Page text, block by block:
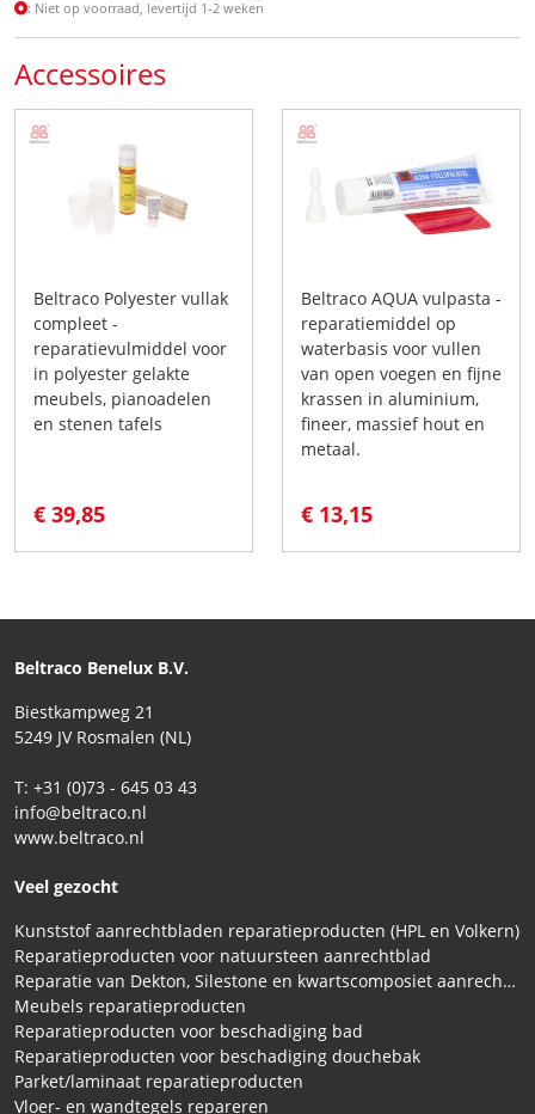
: Niet op voorraad, levertijd 1-2 weken
Accessoires
Beltraco Polyester vullak
compleet -
reparatievulmiddel voor
in polyester gelakte
meubels, pianoadelen
en stenen tafels
€ 39,85
Beltraco AQUA vulpasta -
reparatiemiddel op
waterbasis voor vullen
van open voegen en fijne
krassen in aluminium,
fineer, massief hout en
metaal.
€ 13,15
Beltraco Benelux B.V.
Biestkampweg 21
5249 JV Rosmalen (NL)
T: +31 (0)73 - 645 03 43
info@beltraco.nl
www.beltraco.nl
Veel gezocht
Kunststof aanrechtbladen reparatieproducten (HPL en Volkern)
Reparatieproducten voor natuursteen aanrechtblad
Reparatie van Dekton, Silestone en kwartscomposiet aanrechtbladen
Meubels reparatieproducten
Reparatieproducten voor beschadiging bad
Reparatieproducten voor beschadiging douchebak
Parket/laminaat reparatieproducten
Vloer- en wandtegels repareren